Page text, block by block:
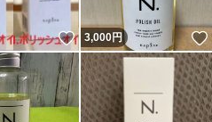
いいね！
3,000円